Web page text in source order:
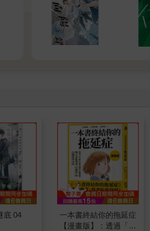
底 04
一本書終結你的拖延症
【漫畫版】：透過「小